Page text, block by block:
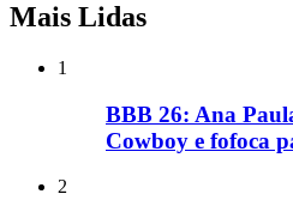
Mais Lidas
1
BBB 26: Ana
Cowboy e fofoca
2